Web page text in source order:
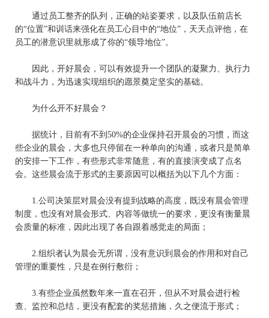
通过员工整齐的队列，正确的站姿要求，以及队伍前店长
的“位置”和训话来强化在员工心目中的“地位”，天天点评他，在
员工的潜意识里就形成了你的“领导地位”。
因此，开好晨会，可以有效提升一个团队的凝聚力、执行力
和战斗力，为迅速实现组织的愿景奠定坚实的基础。
为什么开不好晨会？
据统计，目前有不到 50%的企业保持召开晨会的习惯，而这
些企业的晨会，大多也只停留在一种单向的沟通，或者只是简单
的安排一下工作，有些形式非常随意，有的直接演变成了点名
会。这些晨会流于形式的主要原因可以概括为以下几个方面：
1.公司决策层对晨会没有提到战略的高度，既没有晨会管理
制度，也没有对晨会形式、内容等做统一的要求，更没有衡量晨
会质量的标准，因此出现了各自跟着感觉走的局面；
2.组织者认为晨会无所谓，没有意识到晨会的作用和对自己
管理的重要性，只是在例行敷衍；
3.有些企业虽然数年来一直在召开，但从不对晨会进行检
查、监控和总结，更没有配套的奖惩措施，久之便流于形式；